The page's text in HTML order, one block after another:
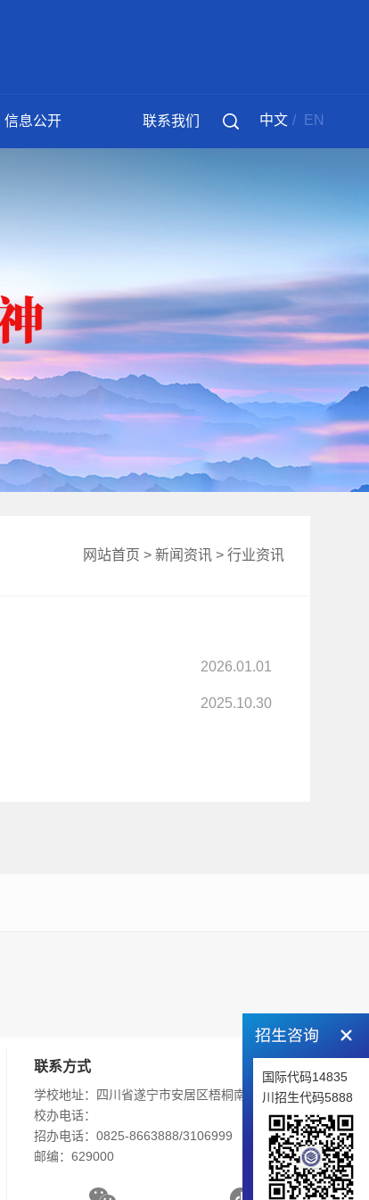
信息公开 联系我们 中文 / EN
网站首页 >新闻资讯 >行业资讯
2026.01.01
2025.10.30
联系方式
学校地址：四川省遂宁市安居区梧桐南路242号
校办电话：
招办电话：0825-8663888/3106999
邮编：629000
国际代码14835
川招生代码5888